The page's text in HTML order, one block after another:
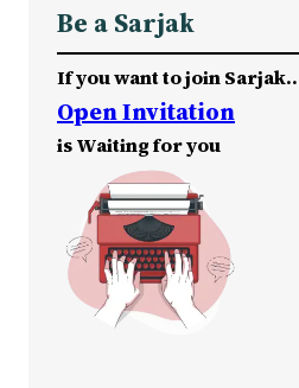
Be a Sarjak
If you want to join
Open Invitation
is Waiting for you